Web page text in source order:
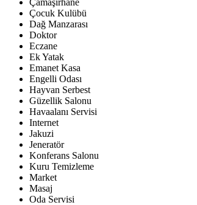
Çocuk Kulübü
Dağ Manzarası
Doktor
Eczane
Ek Yatak
Emanet Kasa
Engelli Odası
Hayvan Serbest
Güzellik Salonu
Havaalanı Servisi
Internet
Jakuzi
Jeneratör
Konferans Salonu
Kuru Temizleme
Market
Masaj
Oda Servisi